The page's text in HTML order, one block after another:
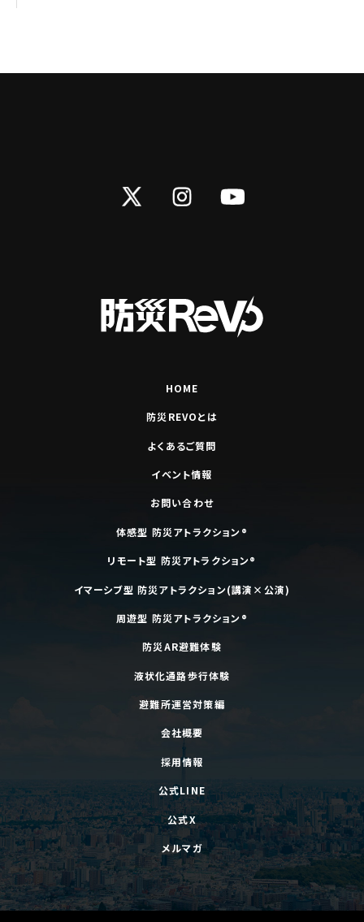
InstagramYouTube
HOME
防災REVOとは
よくあるご質問
イベント情報
お問い合わせ
体感型 防災アトラクション®
リモート型 防災アトラクション®
イマーシブ型 防災アトラクション(講演×公演)
周遊型 防災アトラクション®
防災AR避難体験
液状化通路歩行体験
避難所運営対策編
会社概要
採用情報
公式LINE
公式X
メルマガ